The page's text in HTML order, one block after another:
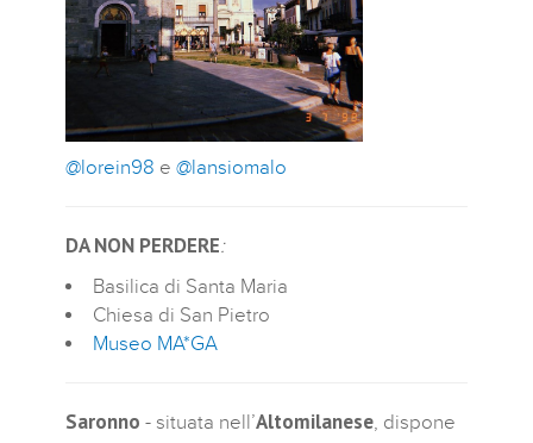
@lorein98 e @lansiomalo
DA NON PERDERE:
Basilica di Santa Maria
Chiesa di San Pietro
Museo MA*GA
Saronno - situata nell’Altomilanese, dispone